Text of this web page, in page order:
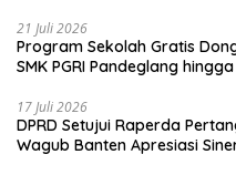
21 Juli 2026
Program Sekolah Gratis
SMK PGRI Pandeglang
17 Juli 2026
DPRD Setujui Raperda
Wagub Banten Apresiasi